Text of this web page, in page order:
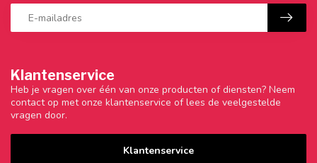
Klantenservice
Heb je vragen over één van onze producten of diensten? Neem
contact op met onze klantenservice of lees de veelgestelde
vragen door.
Klantenservice